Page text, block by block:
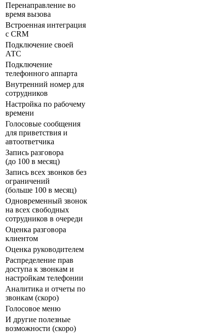
Перенаправление во
время вызова
Встроенная интеграция
с CRM
Подключение своей
АТС
Подключение
телефонного аппарта
Внутренний номер для
сотрудников
Настройка по рабочему
времени
Голосовые сообщения
для приветствия и
автоответчика
Запись разговора
(до 100 в месяц)
Запись всех звонков без
ограничений
(больше 100 в месяц)
Одновременный звонок
на всех свободных
сотрудников в очереди
Оценка разговора
клиентом
Оценка руководителем
Распределение прав
доступа к звонкам и
настройкам телефонии
Аналитика и отчеты по
звонкам (скоро)
Голосовое меню
И другие полезные
возможности (скоро)